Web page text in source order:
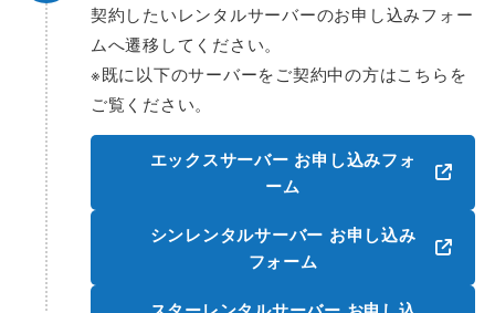
契約したいレンタルサーバーのお申し込みフォー
ムへ遷移してください。
※既に以下のサーバーをご契約中の方はこちらを
ご覧ください。
エックスサーバー お申し込みフォ
ーム
シンレンタルサーバー お申し込み
フォーム